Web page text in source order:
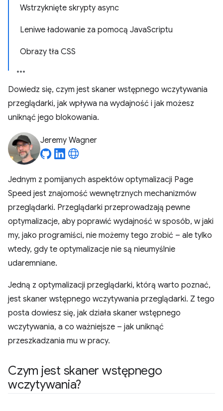
Wstrzyknięte skrypty async
Leniwe ładowanie za pomocą JavaScriptu
Obrazy tła CSS
Dowiedz się, czym jest skaner wstępnego wczytywania
przeglądarki, jak wpływa na wydajność i jak możesz
uniknąć jego blokowania.
Jeremy Wagner
Jednym z pomijanych aspektów optymalizacji Page
Speed jest znajomość wewnętrznych mechanizmów
przeglądarki. Przeglądarki przeprowadzają pewne
optymalizacje, aby poprawić wydajność w sposób, w jaki
my, jako programiści, nie możemy tego zrobić – ale tylko
wtedy, gdy te optymalizacje nie są nieumyślnie
udaremniane.
Jedną z optymalizacji przeglądarki, którą warto poznać,
jest skaner wstępnego wczytywania przeglądarki. Z tego
posta dowiesz się, jak działa skaner wstępnego
wczytywania, a co ważniejsze – jak uniknąć
przeszkadzania mu w pracy.
Czym jest skaner wstępnego
wczytywania?